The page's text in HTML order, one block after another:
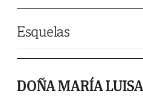
Esquelas
DOÑA MARÍA